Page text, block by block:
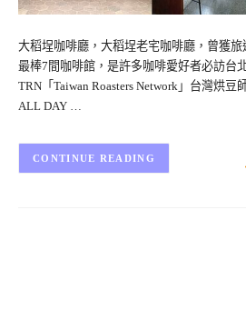
大稻埕咖啡廳，大稻埕老宅咖啡廳，曾獲
最棒7間咖啡館，是許多咖啡愛好者必訪台
TRN「Taiwan Roasters Network」台灣烘豆
ALL DAY …
CONTINUE READING